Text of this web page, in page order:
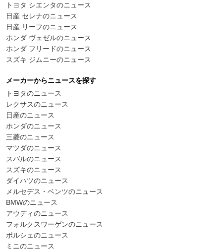
トヨタ シエンタのニュース
日産 セレナのニュース
日産 リーフのニュース
ホンダ ヴェゼルのニュース
ホンダ フリードのニュース
スズキ ジムニーのニュース
メーカーからニュースを探す
トヨタのニュース
レクサスのニュース
日産のニュース
ホンダのニュース
三菱のニュース
マツダのニュース
スバルのニュース
スズキのニュース
ダイハツのニュース
メルセデス・ベンツのニュース
BMWのニュース
アウディのニュース
フォルクスワーゲンのニュース
ポルシェのニュース
ミニのニュース